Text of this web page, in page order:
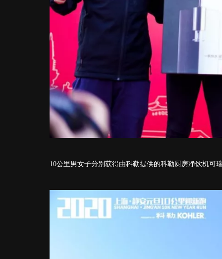
10公里男女子分别获得由科勒提供的科勒厨房净饮机可